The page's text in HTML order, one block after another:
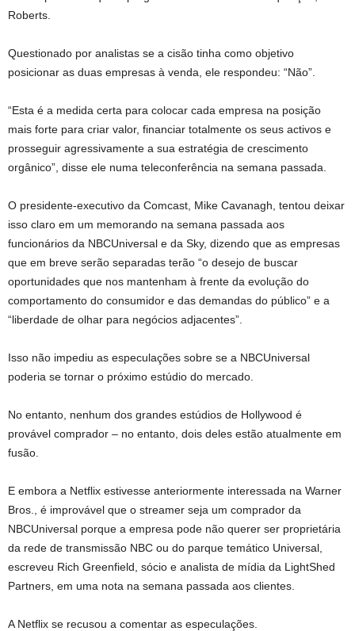
Roberts.
Questionado por analistas se a cisão tinha como objetivo
posicionar as duas empresas à venda, ele respondeu: “Não”.
“Esta é a medida certa para colocar cada empresa na posição
mais forte para criar valor, financiar totalmente os seus activos e
prosseguir agressivamente a sua estratégia de crescimento
orgânico”, disse ele numa teleconferência na semana passada.
O presidente-executivo da Comcast, Mike Cavanagh, tentou deixar
isso claro em um memorando na semana passada aos
funcionários da NBCUniversal e da Sky, dizendo que as empresas
que em breve serão separadas terão “o desejo de buscar
oportunidades que nos mantenham à frente da evolução do
comportamento do consumidor e das demandas do público” e a
“liberdade de olhar para negócios adjacentes”.
Isso não impediu as especulações sobre se a NBCUniversal
poderia se tornar o próximo estúdio do mercado.
No entanto, nenhum dos grandes estúdios de Hollywood é
provável comprador – no entanto, dois deles estão atualmente em
fusão.
E embora a Netflix estivesse anteriormente interessada na Warner
Bros., é improvável que o streamer seja um comprador da
NBCUniversal porque a empresa pode não querer ser proprietária
da rede de transmissão NBC ou do parque temático Universal,
escreveu Rich Greenfield, sócio e analista de mídia da LightShed
Partners, em uma nota na semana passada aos clientes.
A Netflix se recusou a comentar as especulações.